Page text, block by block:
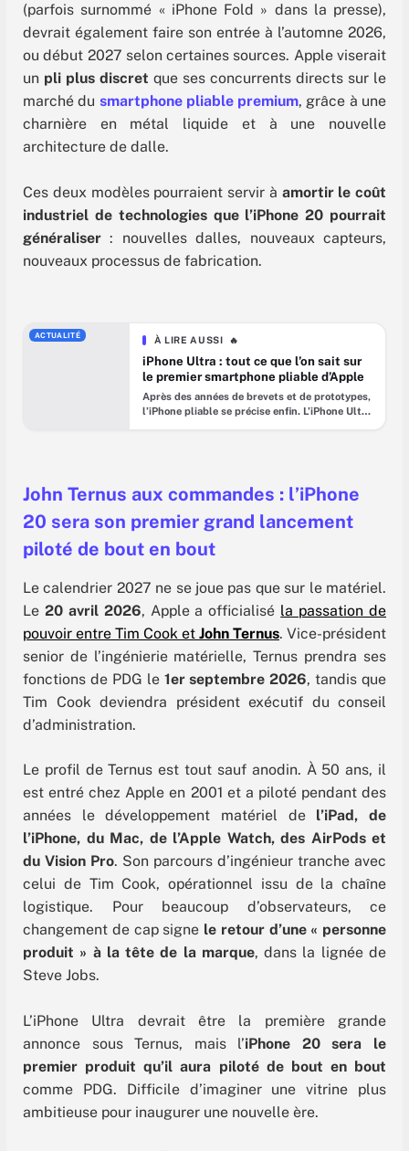
(parfois surnommé « iPhone Fold » dans la presse),
devrait également faire son entrée à l’automne 2026,
ou début 2027 selon certaines sources. Apple viserait
un pli plus discret que ses concurrents directs sur le
marché du smartphone pliable premium, grâce à une
charnière en métal liquide et à une nouvelle
architecture de dalle.
Ces deux modèles pourraient servir à amortir le coût
industriel de technologies que l’iPhone 20 pourrait
généraliser : nouvelles dalles, nouveaux capteurs,
nouveaux processus de fabrication.
ACTUALITÉ À LIRE AUSSI 🔥
iPhone Ultra : tout ce que l’on sait sur
le premier smartphone pliable d’Apple
Après des années de brevets et de prototypes,
l’iPhone pliable se précise enfin. L’iPhone Ultra
l’essai à l’automne 2026 ? Faisons
John Ternus aux commandes : l’iPhone
20 sera son premier grand lancement
piloté de bout en bout
Le calendrier 2027 ne se joue pas que sur le matériel.
Le 20 avril 2026, Apple a officialisé la passation de
pouvoir entre Tim Cook et John Ternus. Vice-président
senior de l’ingénierie matérielle, Ternus prendra ses
fonctions de PDG le 1er septembre 2026, tandis que
Tim Cook deviendra président exécutif du conseil
d’administration.
Le profil de Ternus est tout sauf anodin. À 50 ans, il
est entré chez Apple en 2001 et a piloté pendant des
années le développement matériel de l’iPad, de
l’iPhone, du Mac, de l’Apple Watch, des AirPods et
du Vision Pro. Son parcours d’ingénieur tranche avec
celui de Tim Cook, opérationnel issu de la chaîne
logistique. Pour beaucoup d’observateurs, ce
changement de cap signe le retour d’une « personne
produit » à la tête de la marque, dans la lignée de
Steve Jobs.
L’iPhone Ultra devrait être la première grande
annonce sous Ternus, mais l’iPhone 20 sera le
premier produit qu’il aura piloté de bout en bout
comme PDG. Difficile d’imaginer une vitrine plus
ambitieuse pour inaugurer une nouvelle ère.